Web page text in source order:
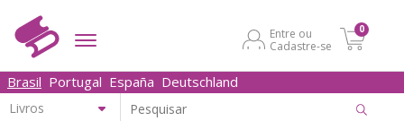
Entre ou
Cadastre-se
0
Brasil Portugal España Deutschland